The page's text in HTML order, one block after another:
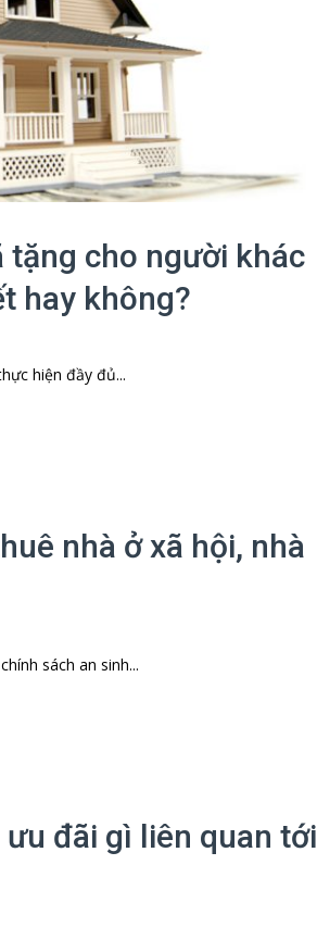
tặng cho người khác
hay không?
hiện đầy đủ...
nhà ở xã hội, nhà
sách an sinh...
đãi gì liên quan tới